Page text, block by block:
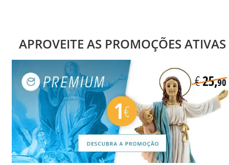
APROVEITE AS PROMOÇÕES ATIVAS